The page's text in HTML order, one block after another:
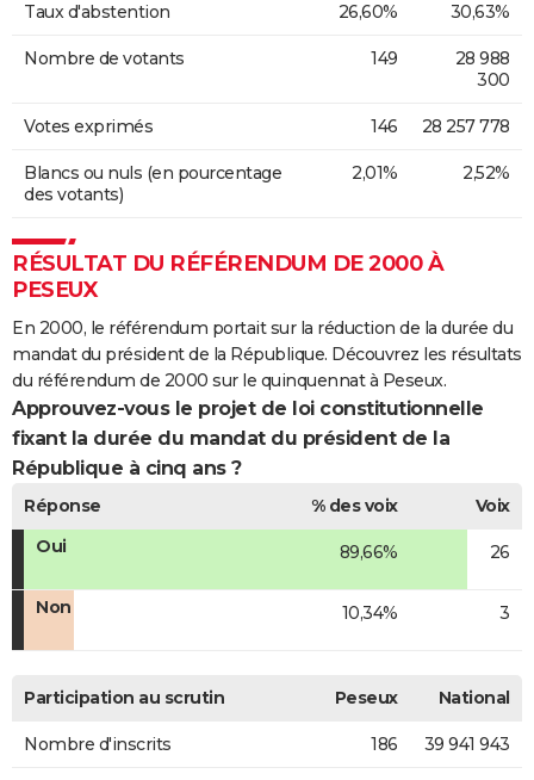
Taux d'abstention 26,60% 30,63%
Nombre de votants 149
28 988
300
Votes exprimés 146 28 257 778
Blancs ou nuls (en pourcentage
des votants)
2,01% 2,52%
RÉSULTAT DU RÉFÉRENDUM DE 2000 À
PESEUX
En 2000, le référendum portait sur la réduction de la durée du
mandat du président de la République. Découvrez les résultats
du référendum de 2000 sur le quinquennat à Peseux.
Approuvez-vous le projet de loi constitutionnelle
fixant la durée du mandat du président de la
République à cinq ans ?
Réponse % des voix
Voix
Oui
89,66% 26
Non 10,34% 3
Participation au scrutin Peseux National
Nombre d'inscrits 186 39 941 943